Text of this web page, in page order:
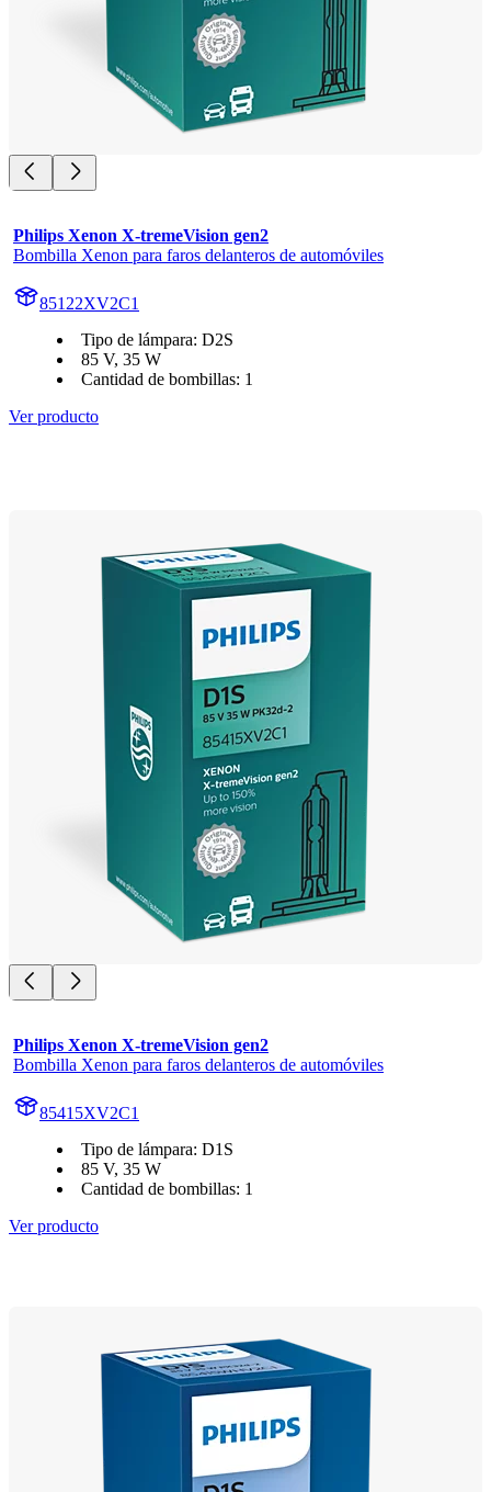
Philips Xenon X-tremeVision gen2
Bombilla Xenon para faros delanteros de automóviles
85122XV2C1
Tipo de lámpara: D2S
85 V, 35 W
Cantidad de bombillas: 1
Ver producto
Philips Xenon X-tremeVision gen2
Bombilla Xenon para faros delanteros de automóviles
85415XV2C1
Tipo de lámpara: D1S
85 V, 35 W
Cantidad de bombillas: 1
Ver producto